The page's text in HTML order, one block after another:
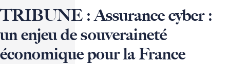
TRIBUNE : Assurance cyber :
un enjeu de souveraineté
économique pour la France